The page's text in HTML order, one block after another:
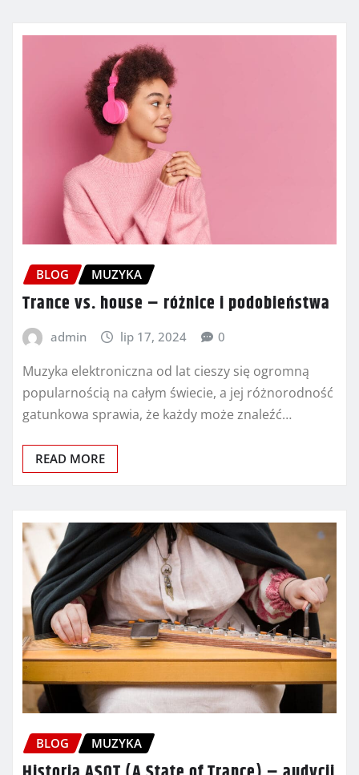
BLOG MUZYKA
Trance vs. house – różnice i podobieństwa
admin lip 17, 2024 0
Muzyka elektroniczna od lat cieszy się ogromną
popularnością na całym świecie, a jej różnorodność
gatunkowa sprawia, że każdy może znaleźć…
READ MORE
BLOG MUZYKA